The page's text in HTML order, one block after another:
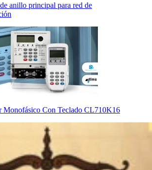
anillo principal para red de
Monofásico Con Teclado CL710K16